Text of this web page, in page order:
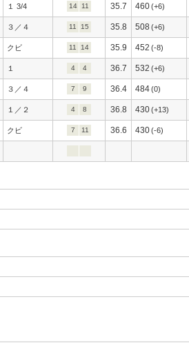
１ 3/4 14 11 35.7 460(+6)
３／４ 11 15 35.8 508 (+6)
クビ 11 14 35.9 452 (-8)
１ 4 4 36.7 532 (+6)
３／４ 7 9 36.4 484(0)
１／２ 4 8 36.8 430(+13)
クビ 7 11 36.6 430(-6)